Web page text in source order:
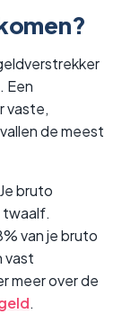
Een
vaste,
de meest
bruto
twaalf.
van je bruto
vast
meer over de
.